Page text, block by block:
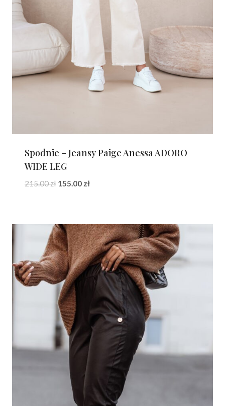
Spodnie – Jeansy Paige Anessa ADORO
WIDE LEG
215.00zł Pierwotna
155.00 złAktualna